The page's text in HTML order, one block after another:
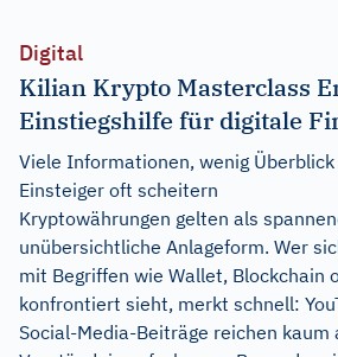
Digital
Kilian Krypto Masterclass
Einstiegshilfe für digitale
Viele Informationen, wenig
Einsteiger oft scheitern
Kryptowährungen gelten als
unübersichtliche Anlageform. Wer
mit Begriffen wie Wallet, Blockchain
konfrontiert sieht, merkt schnell:
Social-Media-Beiträge reichen kaum